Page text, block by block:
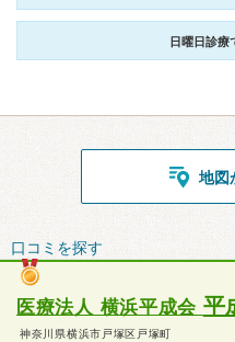
日曜日診療
地図
口コミを探す
医療法人 横浜平成会 平
神奈川県横浜市戸塚区戸塚町